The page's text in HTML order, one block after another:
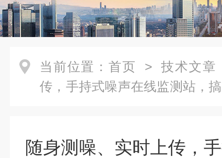
当前位置： 首页 > 技术文章
传，手持式噪声在线监测站，
随身测噪、实时上传，